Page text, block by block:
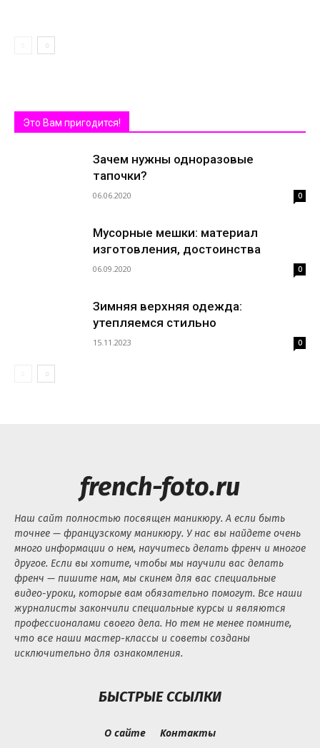
Это Вам пригодится!
Зачем нужны одноразовые
тапочки?
06.06.2020 0
Мусорные мешки: материал
изготовления, достоинства
06.09.2020 0
Зимняя верхняя одежда:
утепляемся стильно
15.11.2023 0
french-foto.ru
Наш сайт полностью посвящен маникюру. А если быть
точнее — французскому маникюру. У нас вы найдете очень
много информации о нем, научитесь делать френч и многое
другое. Если вы хотите, чтобы мы научили вас делать
френч — пишите нам, мы скинем для вас специальные
видео-уроки, которые вам обязательно помогут. Все наши
журналисты закончили специальные курсы и являются
профессионалами своего дела. Но тем не менее помните,
что все наши мастер-классы и советы созданы
исключительно для ознакомления.
БЫСТРЫЕ ССЫЛКИ
О сайте Контакты